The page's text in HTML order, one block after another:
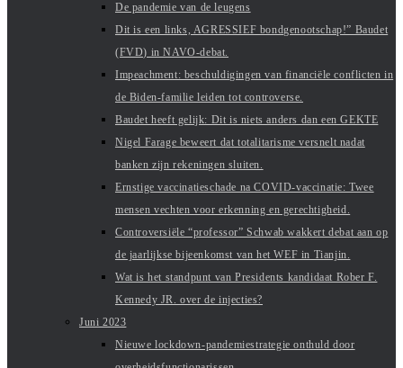
De pandemie van de leugens
Dit is een links, AGRESSIEF bondgenootschap!” Baudet
(FVD) in NAVO-debat.
Impeachment: beschuldigingen van financiële conflicten in
de Biden-familie leiden tot controverse.
Baudet heeft gelijk: Dit is niets anders dan een GEKTE
Nigel Farage beweert dat totalitarisme versnelt nadat
banken zijn rekeningen sluiten.
Ernstige vaccinatieschade na COVID-vaccinatie: Twee
mensen vechten voor erkenning en gerechtigheid.
Controversiële “professor” Schwab wakkert debat aan op
de jaarlijkse bijeenkomst van het WEF in Tianjin.
Wat is het standpunt van Presidents kandidaat Rober F.
Kennedy JR. over de injecties?
Juni 2023
Nieuwe lockdown-pandemiestrategie onthuld door